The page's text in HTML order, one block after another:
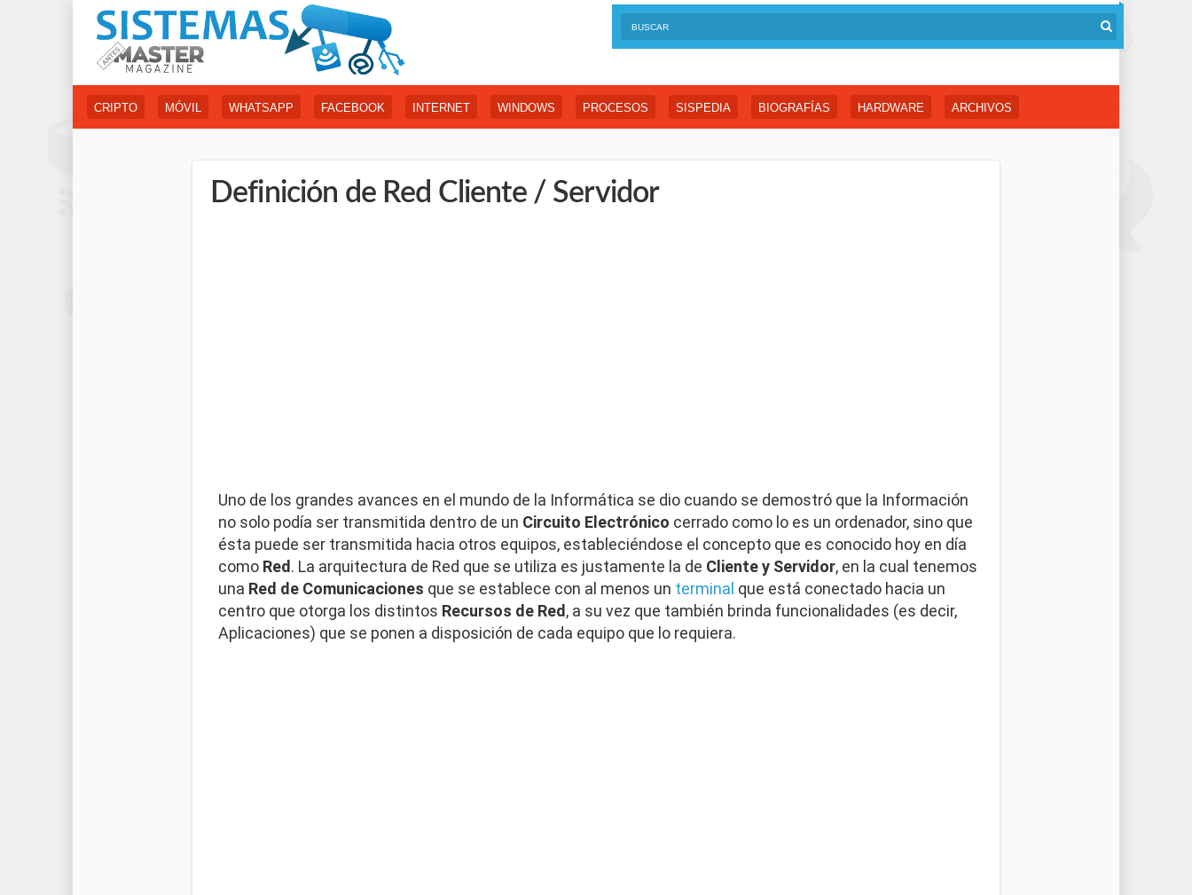
CRIPTO MÓVIL WHATSAPP FACEBOOK INTERNET WINDOWS PROCESOS SISPEDIA BIOGRAFÍAS HARDWARE ARCHIVOS
Definición de Red Cliente / Servidor
Uno de los grandes avances en el mundo de la Informática se dio cuando se demostró que la Información
no solo podía ser transmitida dentro de un Circuito Electrónico cerrado como lo es un ordenador, sino que
ésta puede ser transmitida hacia otros equipos, estableciéndose el concepto que es conocido hoy en día
comoRed . La arquitectura de Red que se utiliza es justamente la de Cliente y Servidor, en la cual tenemos
una Red de Comunicaciones que se establece con al menos un terminal que está conectado hacia un
centro que otorga los distintos Recursos de Red , a su vez que también brinda funcionalidades (es decir,
Aplicaciones) que se ponen a disposición de cada equipo que lo requiera.